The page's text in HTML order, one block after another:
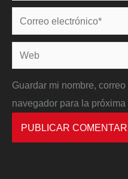
Correo
electrónico*
Web
Guardar mi nombre,
navegador para la